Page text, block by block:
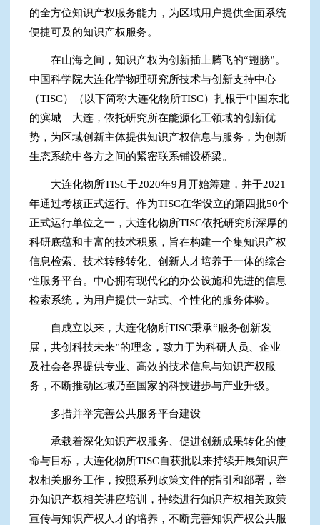
的全方位知识产权服务能力，为区域用户提供全面系统
便捷可及的知识产权服务。
在山海之间，知识产权为创新插上腾飞的“翅膀”。
中国科学院大连化学物理研究所技术与创新支持中心
（TISC）（以下简称大连化物所TISC）扎根于中国东北
的滨城—大连，依托研究所在能源化工领域的创新优
势，为区域创新主体提供知识产权信息与服务，为创新
生态系统中各方之间的紧密联系铺设桥梁。
大连化物所TISC于2020年9月开始筹建，并于2021
年通过考核正式运行。作为TISC在华设立的第四批50个
正式运行单位之一，大连化物所TISC依托研究所深厚的
科研底蕴和丰富的技术积累，旨在构建一个集知识产权
信息检索、技术转移转化、创新人才培养于一体的综合
性服务平台。中心拥有现代化的办公设施和先进的信息
检索系统，为用户提供一站式、个性化的服务体验。
自成立以来，大连化物所TISC秉承“服务创新发
展，共创科技未来”的理念，致力于为科研人员、企业
及社会各界提供专业、高效的技术信息与知识产权服
务，不断推动区域乃至国家的科技进步与产业升级。
多措并举完善公共服务平台建设
承载着深化知识产权服务、促进创新成果转化的使
命与目标，大连化物所TISC自获批以来持续开展知识产
权相关服务工作，按照系列政策文件的指引和部署，举
办知识产权相关讲座培训，持续进行知识产权相关政策
宣传与知识产权人才的培养，不断完善知识产权公共服